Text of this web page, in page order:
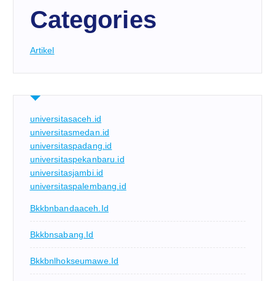
Categories
Artikel
universitasaceh.id
universitasmedan.id
universitaspadang.id
universitaspekanbaru.id
universitasjambi.id
universitaspalembang.id
Bkkbnbandaaceh.id
Bkkbnsabang.id
Bkkbnlhokseumawe.id